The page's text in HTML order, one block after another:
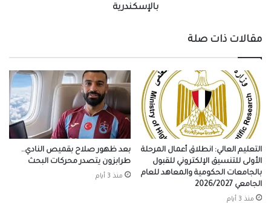
بالإسكندرية
مقالات ذات صلة
التعليم العالي: انطلاق أعمال المرحلة
الأولى للتنسيق الإلكتروني للقبول
بالجامعات الحكومية والمعاهد للعام
الجامعي 2026/2027
منذ 3 أيام
بعد ظهور صلاح بقميص النادي..
طرابزون يتصدر محركات البحث
منذ 3 أيام